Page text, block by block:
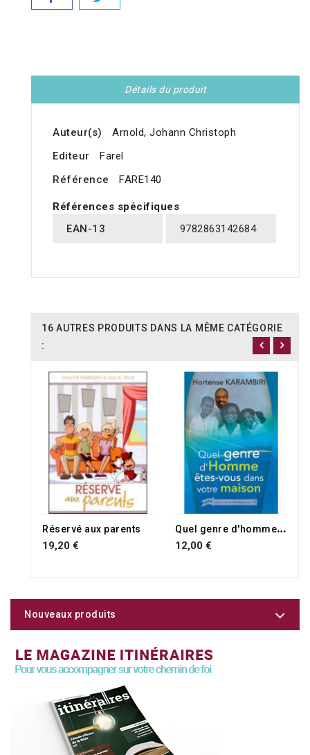
Détails du produit
Auteur(s)
Arnold, Johann Christoph
Editeur
Farel
Référence
FARE140
Références spécifiques
EAN-13
9782863142684
16 AUTRES PRODUITS DANS LA MÊME CATÉGORIE
:
Réservé aux parents
19,20 €
RUPTURE DE STOCK Q
uel genre d'homme êtes-vous dans votre maison
12,00 €
Nouveaux produits